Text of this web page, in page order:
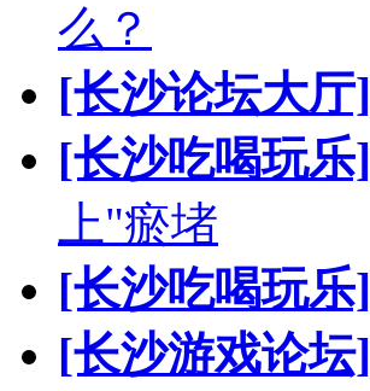
么？
[长沙论坛大厅]
[长沙吃喝玩乐]
上"瘀堵
[长沙吃喝玩乐]
[长沙游戏论坛]